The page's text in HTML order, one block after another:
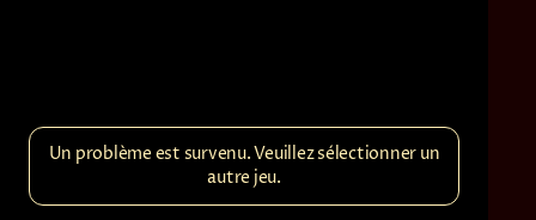
Un problème est survenu. Veuillez sélectionner un
autre jeu.